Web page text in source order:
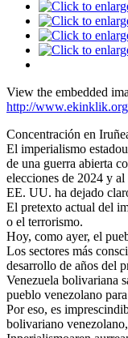
View the embedded
http://
Concentración en
El imperialismo
de una guerra abierta
elecciones de 2024 y
EE. UU. ha dejado
El pretexto actual del
o el terrorismo.
Hoy, como ayer, el
Los sectores más
desarrollo de años del
Venezuela bolivariana
pueblo venezolano
Por eso, es
bolivariano